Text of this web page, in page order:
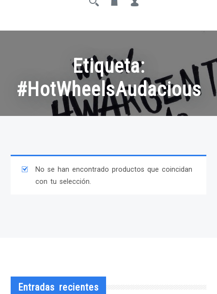
Etiqueta:
#HotWheelsAudacious
No se han encontrado productos que coincidan
con tu selección.
Entradas recientes